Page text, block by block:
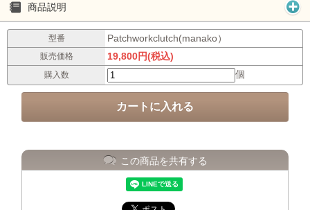
商品説明
型番 Patchworkclutch(manako）
販売価格 19,800円(税込)
購入数 個
この商品を共有する